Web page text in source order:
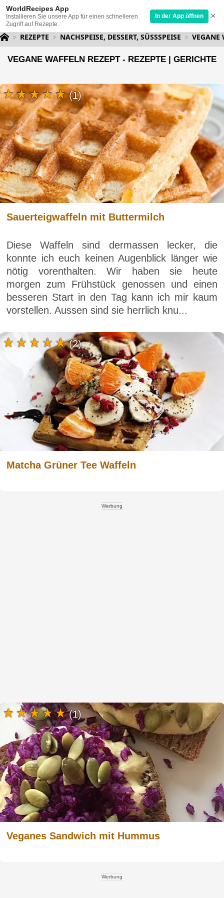
WorldRecipes App
Installieren Sie unsere App für einen schnelleren
Zugriff auf Rezepte.
In der App öffnen ×
REZEPTE NACHSPEISE, DESSERT, SÜSSSPEISE VEGANE
VEGANE WAFFELN REZEPT - REZEPTE | GERICHTE
Sauerteigwaffeln mit Buttermilch
Diese Waffeln sind dermassen lecker, die
konnte ich euch keinen Augenblick länger wie
nötig vorenthalten. Wir haben sie heute
morgen zum Frühstück genossen und einen
besseren Start in den Tag kann ich mir kaum
vorstellen. Aussen sind sie herrlich knu...
(1)
Matcha Grüner Tee Waffeln
(2)
Werbung
Veganes Sandwich mit Hummus
(1)
Werbung